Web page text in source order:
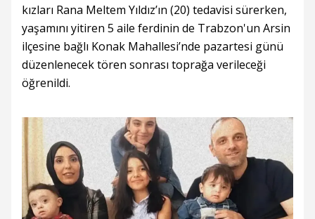
kızları Rana Meltem Yıldız’ın (20) tedavisi sürerken,
yaşamını yitiren 5 aile ferdinin de Trabzon'un Arsin
ilçesine bağlı Konak Mahallesi’nde pazartesi günü
düzenlenecek tören sonrası toprağa verileceği
öğrenildi.